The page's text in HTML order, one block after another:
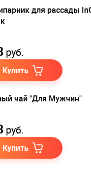
для рассады
руб.
Купить
чай "Для Мужчин"
руб.
Купить